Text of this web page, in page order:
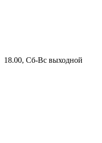
18.00, Сб-Вс выходной